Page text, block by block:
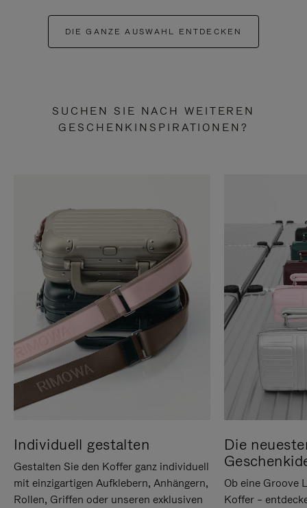
DIE GANZE AUSWAHL ENTDECKEN
SUCHEN SIE NACH WEITEREN
GESCHENKINSPIRATIONEN?
Individuell gestalten
Gestalten Sie den Koffer ganz individuell
mit einzigartigen Aufklebern, Anhängern,
Rollen, Griffen oder unseren exklusiven
Die
Ob eine Groove
Koffer –